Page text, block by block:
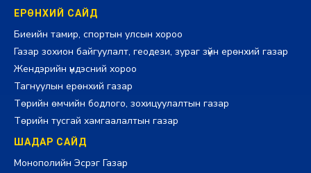
ЕРӨНХИЙ САЙД
Биеийн тамир, спортын улсын хороо
Газар зохион байгуулалт, геодези, зураг зүйн ерөнхий газар
Жендэрийн үндэсний хороо
Тагнуулын ерөнхий газар
Төрийн өмчийн бодлого, зохицуулалтын газар
Төрийн тусгай хамгаалалтын газар
ШАДАР САЙД
Монополийн Эсрэг Газар